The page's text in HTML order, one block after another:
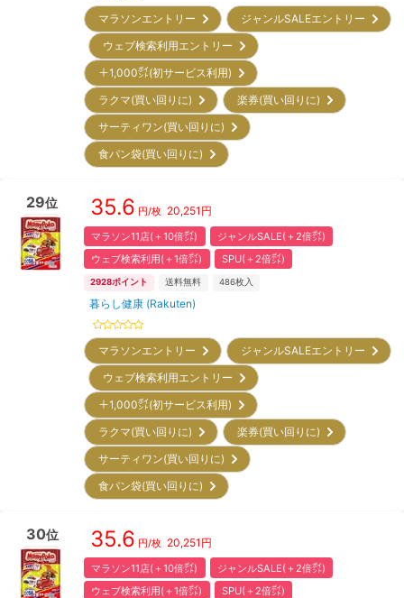
マラソンエントリー
ジャンルSALEエントリー
ウェブ検索利用エントリー
＋1,000㌽(初サービス利用)
ラクマ(買い回りに)
楽券(買い回りに)
サーティワン(買い回りに)
食パン袋(買い回りに)
29位 35.6 円/枚 20,251 円
マラソン11店(＋10倍㌽)
ジャンルSALE(＋2倍㌽)
ウェブ検索利用(＋1倍㌽)
SPU(＋2倍㌽)
2928ポイント 送料無料 486枚入
暮らし健康 (Rakuten)
マラソンエントリー
ジャンルSALEエントリー
ウェブ検索利用エントリー
＋1,000㌽(初サービス利用)
ラクマ(買い回りに)
楽券(買い回りに)
サーティワン(買い回りに)
食パン袋(買い回りに)
30位 35.6 円/枚 20,251 円
マラソン11店(＋10倍㌽)
ジャンルSALE(＋2倍㌽)
ウェブ検索利用(＋1倍㌽)
SPU(＋2倍㌽)